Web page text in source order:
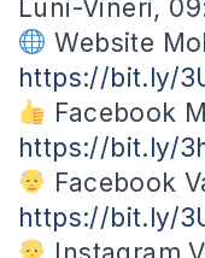
Luni-Vineri,
Website
https://bit.ly/
Facebook
https://bit.ly/
Facebook
https://bit.ly/